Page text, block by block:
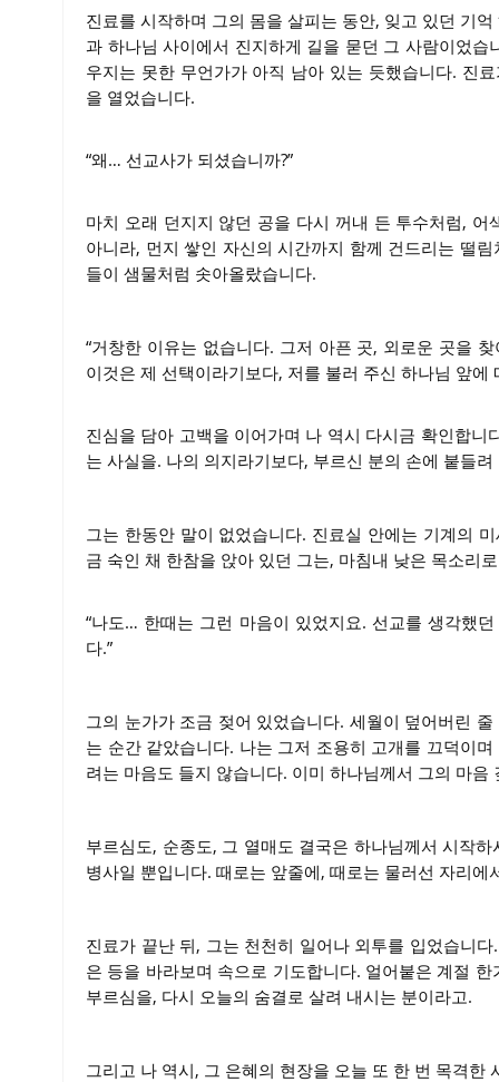
진료를 시작하며 그의 몸을 살피는 동안, 잊고 있던 기
과 하나님 사이에서 진지하게 길을 묻던 그 사람이었
우지는 못한 무언가가 아직 남아 있는 듯했습니다. 진
을 열었습니다.
“왜… 선교사가 되셨습니까?”
마치 오래 던지지 않던 공을 다시 꺼내 든 투수처럼,
아니라, 먼지 쌓인 자신의 시간까지 함께 건드리는 떨
들이 샘물처럼 솟아올랐습니다.
“거창한 이유는 없습니다. 그저 아픈 곳, 외로운 곳을
이것은 제 선택이라기보다, 저를 불러 주신 하나님 앞
진심을 담아 고백을 이어가며 나 역시 다시금 확인합
는 사실을. 나의 의지라기보다, 부르신 분의 손에 붙들
그는 한동안 말이 없었습니다. 진료실 안에는 기계의
금 숙인 채 한참을 앉아 있던 그는, 마침내 낮은 목소리
“나도… 한때는 그런 마음이 있었지요. 선교를 생각했
다.”
그의 눈가가 조금 젖어 있었습니다. 세월이 덮어버린
는 순간 같았습니다. 나는 그저 조용히 고개를 끄덕이
려는 마음도 들지 않습니다. 이미 하나님께서 그의 마
부르심도, 순종도, 그 열매도 결국은 하나님께서 시작
병사일 뿐입니다. 때로는 앞줄에, 때로는 물러선 자리
진료가 끝난 뒤, 그는 천천히 일어나 외투를 입었습니
은 등을 바라보며 속으로 기도합니다. 얼어붙은 계절
부르심을, 다시 오늘의 숨결로 살려 내시는 분이라고.
그리고 나 역시, 그 은혜의 현장을 오늘 또 한 번 목격한